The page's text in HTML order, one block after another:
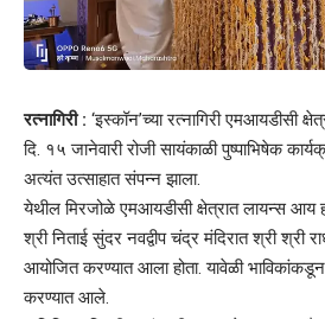
रत्नागिरी : ‘इस्कॉन’च्या रत्नागिरी एमआयडीसी
दि. १५ जानेवारी रोजी सायंकाळी पुष्पाभिषेक
अत्यंत उत्साहात संपन्न झाला.
येथील मिरजोळे एमआयडीसी क्षेत्रात लायन्स आय
श्री निताई सुंदर नवद्वीप चंद्र मंदिरात श्री श्री
आयोजित करण्यात आला होता. यावेळी
करण्यात आले.